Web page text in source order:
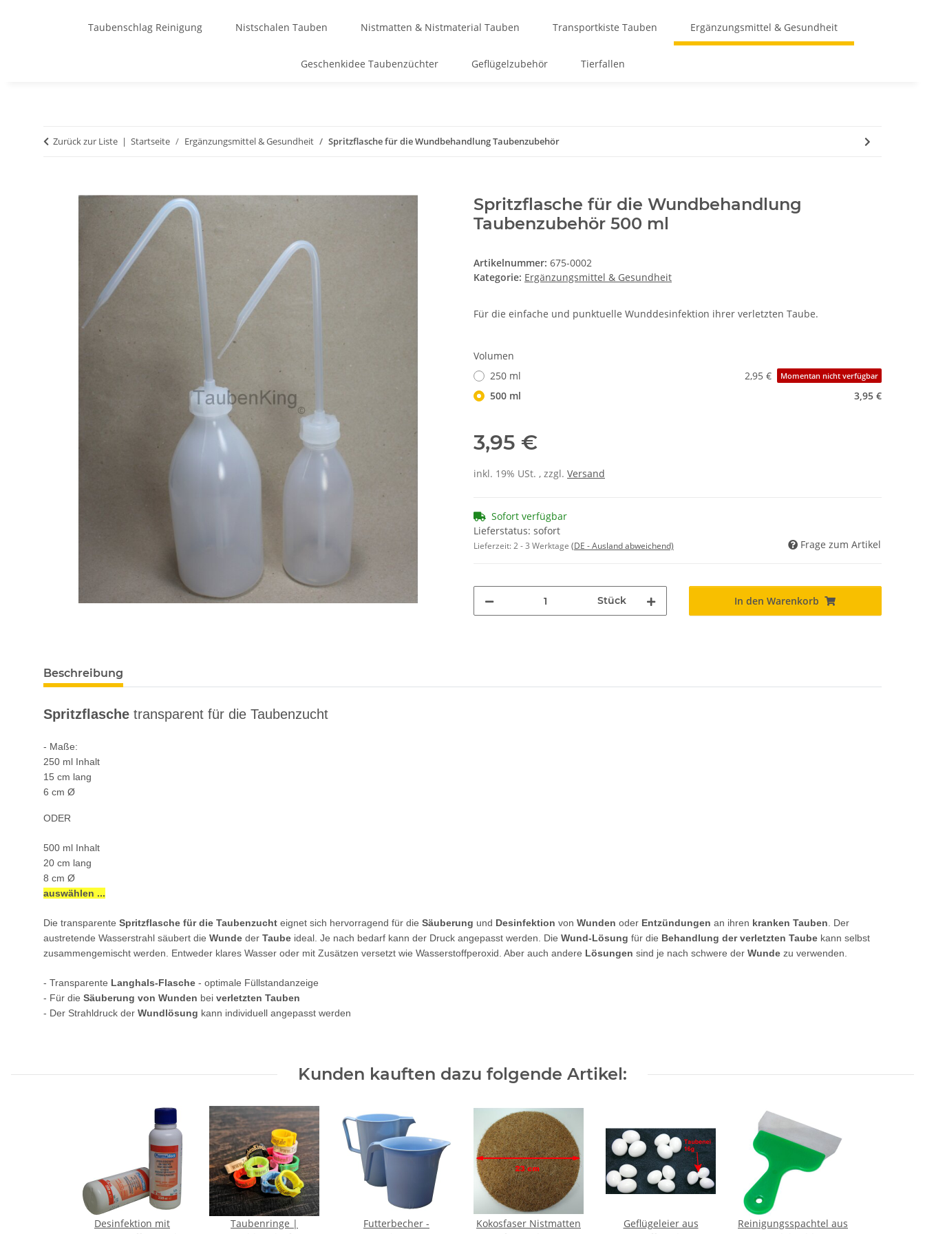
Taubenschlag Reinigung Nistschalen Tauben Nistmatten & Nistmaterial Tauben Transportkiste Tauben Ergänzungsmittel & Gesundheit
Geschenkidee Taubenzüchter Geflügelzubehör Tierfallen
Zurück zur Liste Startseite Ergänzungsmittel & Gesundheit Spritzflasche für die Wundbehandlung Taubenzubehör
Spritzflasche für die Wundbehandlung
Taubenzubehör 500 ml
Artikelnummer: 675-0002
Kategorie: Ergänzungsmittel & Gesundheit
Für die einfache und punktuelle Wunddesinfektion ihrer verletzten Taube.
Volumen
250 ml
2,95 € Momentan nicht verfügbar
500 ml 3,95 €
3,95 €
inkl. 19% USt. , zzgl. Versand
Sofort verfügbar
Lieferstatus: sofort
Lieferzeit:2 - 3 Werktage (DE - Ausland abweichend) Frage zum Artikel
Stück In den Warenkorb
Beschreibung
Spritzflasche transparent für die Taubenzucht
- Maße:
250 ml Inhalt
15 cm lang
6 cm Ø
ODER
500 ml Inhalt
20 cm lang
8 cm Ø
auswählen ...
Die transparente Spritzflasche für die Taubenzucht eignet sich hervorragend für die Säuberung und Desinfektion von Wunden oder Entzündungen an ihren kranken Tauben. Der
austretende Wasserstrahl säubert die Wunde der Taube ideal. Je nach bedarf kann der Druck angepasst werden. Die Wund-Lösung für die Behandlung der verletzten Taube kann selbst
zusammengemischt werden. Entweder klares Wasser oder mit Zusätzen versetzt wie Wasserstoffperoxid. Aber auch andere Lösungen sind je nach schwere der Wunde zu verwenden.
- Transparente Langhals-Flasche - optimale Füllstandanzeige
- Für die Säuberung von Wunden bei verletzten Tauben
- Der Strahldruck der Wundlösung kann individuell angepasst werden
Kunden kauften dazu folgende Artikel:
Desinfektion mit
Taubenringe |
Futterbecher -
Kokosfaser Nistmatten
Geflügeleier aus
Reinigungsspachtel aus